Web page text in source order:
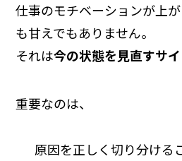
仕事のモチベーションが上
も甘えでもありません。
それは今の状態を見直すサ
重要なのは、
原因を正しく切り分ける